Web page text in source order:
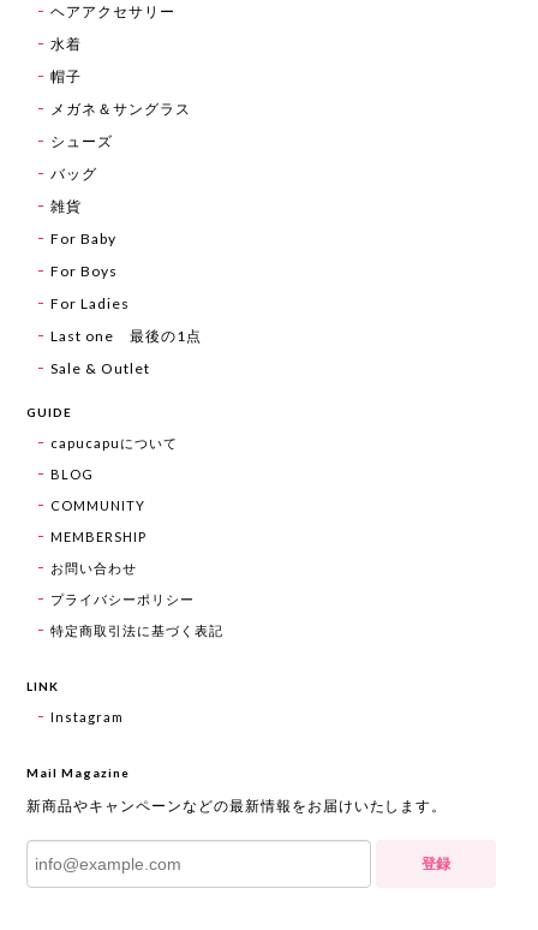
ヘアアクセサリー
水着
帽子
メガネ＆サングラス
シューズ
バッグ
雑貨
For Baby
For Boys
For Ladies
Last one 最後の1点
Sale & Outlet
GUIDE
capucapuについて
BLOG
COMMUNITY
MEMBERSHIP
お問い合わせ
プライバシーポリシー
特定商取引法に基づく表記
LINK
Instagram
Mail Magazine
新商品やキャンペーンなどの最新情報をお届けいたします。
登録